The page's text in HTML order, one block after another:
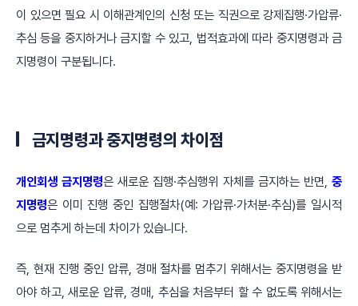
이 있으면 필요 시 이해관계인의 신청 또는 직권으로 강제집행·가압류·
추심 등을 중지하거나 금지할 수 있고, 법적효과에 따라 중지명령과 금
지명령이 구분됩니다.
금지명령과 중지명령의 차이점
개인회생 금지명령은 새로운 집행·추심행위 자체를 금지하는 반면,중
지명령은 이미 진행 중인 집행절차(예: 가압류·가처분·추심)를 일시적
으로 멈추게 하는데 차이가 있습니다.
즉, 현재 진행 중인 압류, 경매 절차를 멈추기 위해서는 중지명령을 받
아야 하고, 새로운 압류, 경매, 추심을 처음부터 할 수 없도록 위해서는